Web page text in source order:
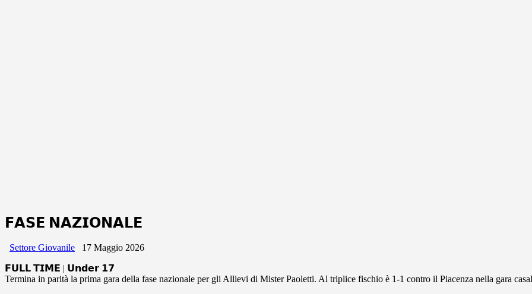
𝗙𝗔𝗦𝗘 𝗡𝗔𝗭𝗜𝗢𝗡𝗔𝗟𝗘
Settore Giovanile 17 Maggio 2026
𝗙𝗨𝗟𝗟 𝗧𝗜𝗠𝗘 | 𝗨𝗻𝗱𝗲𝗿 𝟭𝟳
Termina in parità la prima gara della fase nazionale per gli Allievi di Mister Paoletti. Al triplice fischio è 1-1 contro il Piacenza nella gara